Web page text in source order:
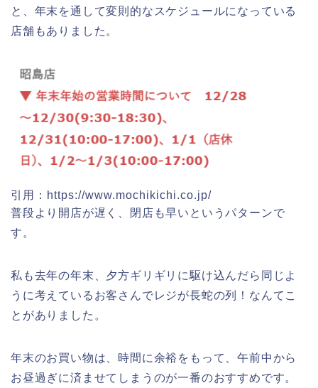
熊谷桜祭り(花見)2026の屋台(出店)の
福井桜祭り2026の屋台は何時まで(い
つまで)?交通規制や混雑は?
幸楽苑の餃子や麺はまずいの声は本
当?美味しくなった噂も調査!
上田城桜祭り2026屋台・出店まとめ!
ライトアップはいつまで?
明治大学卒業式2026のゲストの歴代や
と、年末を通して変則的なスケジュールになっている
店舗もありました。
引用：https://www.mochikichi.co.jp/
普段より開店が遅く、閉店も早いというパターンで
す。
私も去年の年末、夕方ギリギリに駆け込んだら同じよ
うに考えているお客さんでレジが長蛇の列！なんてこ
とがありました。
年末のお買い物は、時間に余裕をもって、午前中から
お昼過ぎに済ませてしまうのが一番のおすすめです。